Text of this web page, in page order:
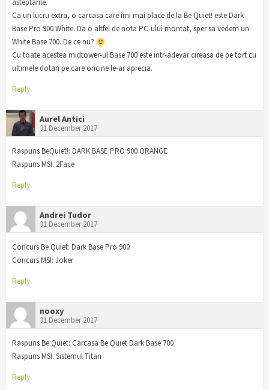
asteptarile.
Ca un lucru extra, o carcasa care imi mai place de la Be Quiet! este Dark
Base Pro 900 White. Da o altfel de nota PC-ului montat, sper sa vedem un
White Base 700. De ce nu?
Cu toate acestea midtower-ul Base 700 este intr-adevar cireasa de pe tort cu
ultimele dotari pe care oricine le-ar aprecia.
Reply
Aurel Antici
31 December 2017
Raspuns BeQuiet!: DARK BASE PRO 900 ORANGE
Raspuns MSI: 2Face
Reply
Andrei Tudor
31 December 2017
Concurs Be Quiet: Dark Base Pro 900
Concurs MSI: Joker
Reply
nooxy
31 December 2017
Raspuns Be Quiet: Carcasa Be Quiet Dark Base 700
Raspuns MSI: Sistemul Titan
Reply